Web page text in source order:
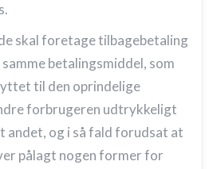
skal foretage tilbagebetaling
betalingsmiddel, som
til den oprindelige
forbrugeren udtrykkeligt
andet, og i så fald forudsat at
pålagt nogen former for